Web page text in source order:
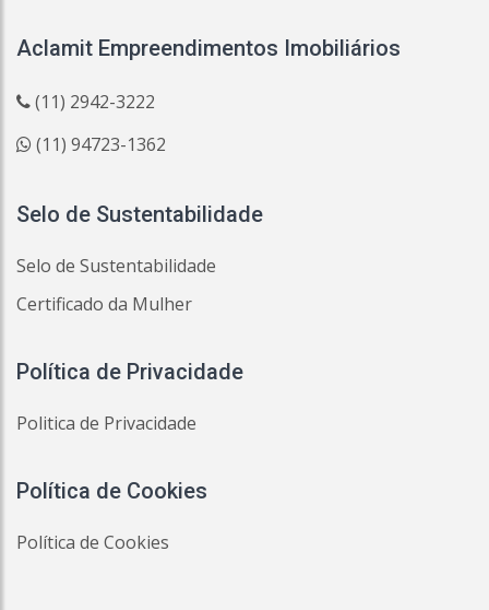
Aclamit Empreendimentos Imobiliários
(11) 2942-3222
(11) 94723-1362
Selo de Sustentabilidade
Selo de Sustentabilidade
Certificado da Mulher
Política de Privacidade
Politica de Privacidade
Política de Cookies
Política de Cookies